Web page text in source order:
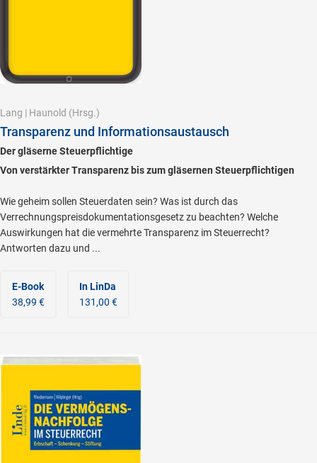
Lang | Haunold (Hrsg.)
Transparenz und Informationsaustausch
Der gläserne Steuerpflichtige
Von verstärkter Transparenz bis zum gläsernen Steuerpflichtigen
Wie geheim sollen Steuerdaten sein? Was ist durch das
Verrechnungspreisdokumentationsgesetz zu beachten? Welche
Auswirkungen hat die vermehrte Transparenz im Steuerrecht?
Antworten dazu und ...
E-Book
38,99 €
In LinDa
131,00 €